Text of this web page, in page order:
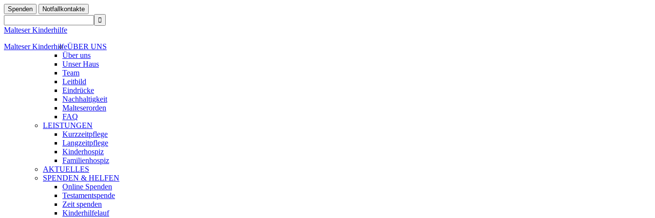
Spenden Notfallkontakte
Malteser Kinderhilfe
Malteser KinderhilfeÜBER UNS
Über uns
Unser Haus
Team
Leitbild
Eindrücke
Nachhaltigkeit
Malteserorden
FAQ
LEISTUNGEN
Kurzzeitpflege
Langzeitpflege
Kinderhospiz
Familienhospiz
AKTUELLES
SPENDEN & HELFEN
Online Spenden
Testamentspende
Zeit spenden
Kinderhilfelauf